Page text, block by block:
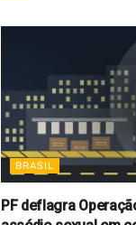
BRASIL
PF deflagra